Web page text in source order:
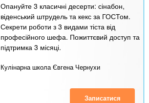
Опануйте 3 класичні десерти: сінабон,
віденський штрудель та кекс за ГОСТом.
Секрети роботи з 3 видами тіста від
професійного шефа. Пожиттєвий доступ та
підтримка 3 місяці.
Кулінарна школа Євгена Чернухи
Записатися